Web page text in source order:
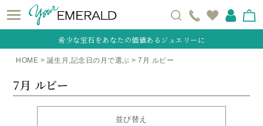
希少な宝石をあなたの価値あるジュエリーに
HOME 誕生月,記念日の月で選ぶ 7月 ルビー
7月 ルビー
並び替え